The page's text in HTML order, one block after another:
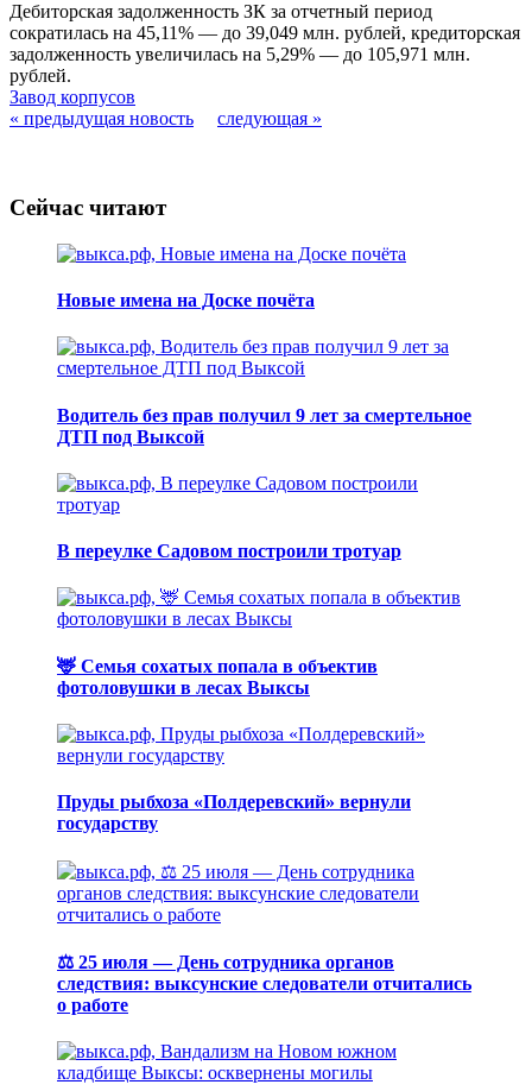
Дебиторская задолженность ЗК за отчетный период
сократилась на 45,11% — до 39,049 млн. рублей, кредиторская
задолженность увеличилась на 5,29% — до 105,971 млн.
рублей.
Завод корпусов
« предыдущая новость
следующая »
Сейчас читают
Новые имена на Доске почёта
Водитель без прав получил 9 лет за смертельное
ДТП под Выксой
В переулке Садовом построили тротуар
🦌 Семья сохатых попала в объектив
фотоловушки в лесах Выксы
Пруды рыбхоза «Полдеревский» вернули
государству
⚖️ 25 июля — День сотрудника органов
следствия: выксунские следователи отчитались
о работе